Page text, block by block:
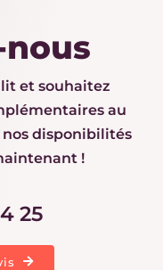
lit et souhaitez
au
disponibilités
!
25